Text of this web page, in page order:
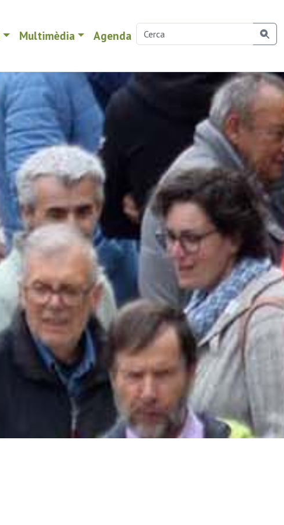
Multimèdia Agenda